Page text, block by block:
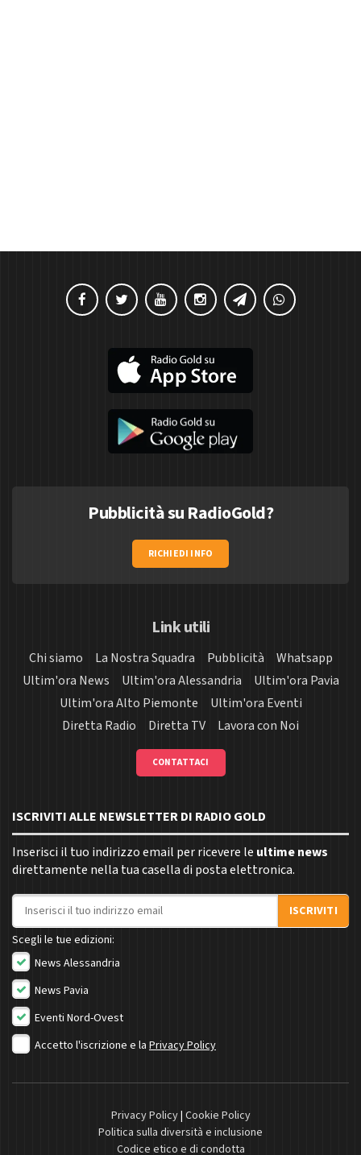
Pubblicità su RadioGold?
RICHIEDI INFO
Link utili
Chi siamo La Nostra Squadra Pubblicità
Whatsapp
Ultim'ora News
Ultim'ora Alessandria
Ultim'ora Pavia
Ultim'ora Alto Piemonte
Ultim'ora Eventi
Diretta Radio
Diretta TV Lavora con Noi
CONTATTACI
ISCRIVITI ALLE NEWSLETTER DI RADIO GOLD
Inserisci il tuo indirizzo email per ricevere le ultime news
direttamente nella tua casella di posta elettronica.
Indirizzo email
ISCRIVITI
Scegli le tue edizioni:
News Alessandria
News Pavia
Eventi Nord-Ovest
Accetto l'iscrizione e la Privacy Policy
Privacy Policy| Cookie Policy
Politica sulla diversità e inclusione
Codice etico e di condotta